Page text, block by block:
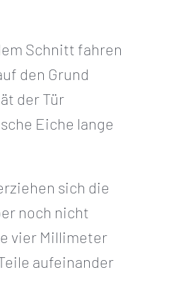
Schnitt fahren
den Grund
der Tür
Eiche lange
sich die
noch nicht
vier Millimeter
aufeinander